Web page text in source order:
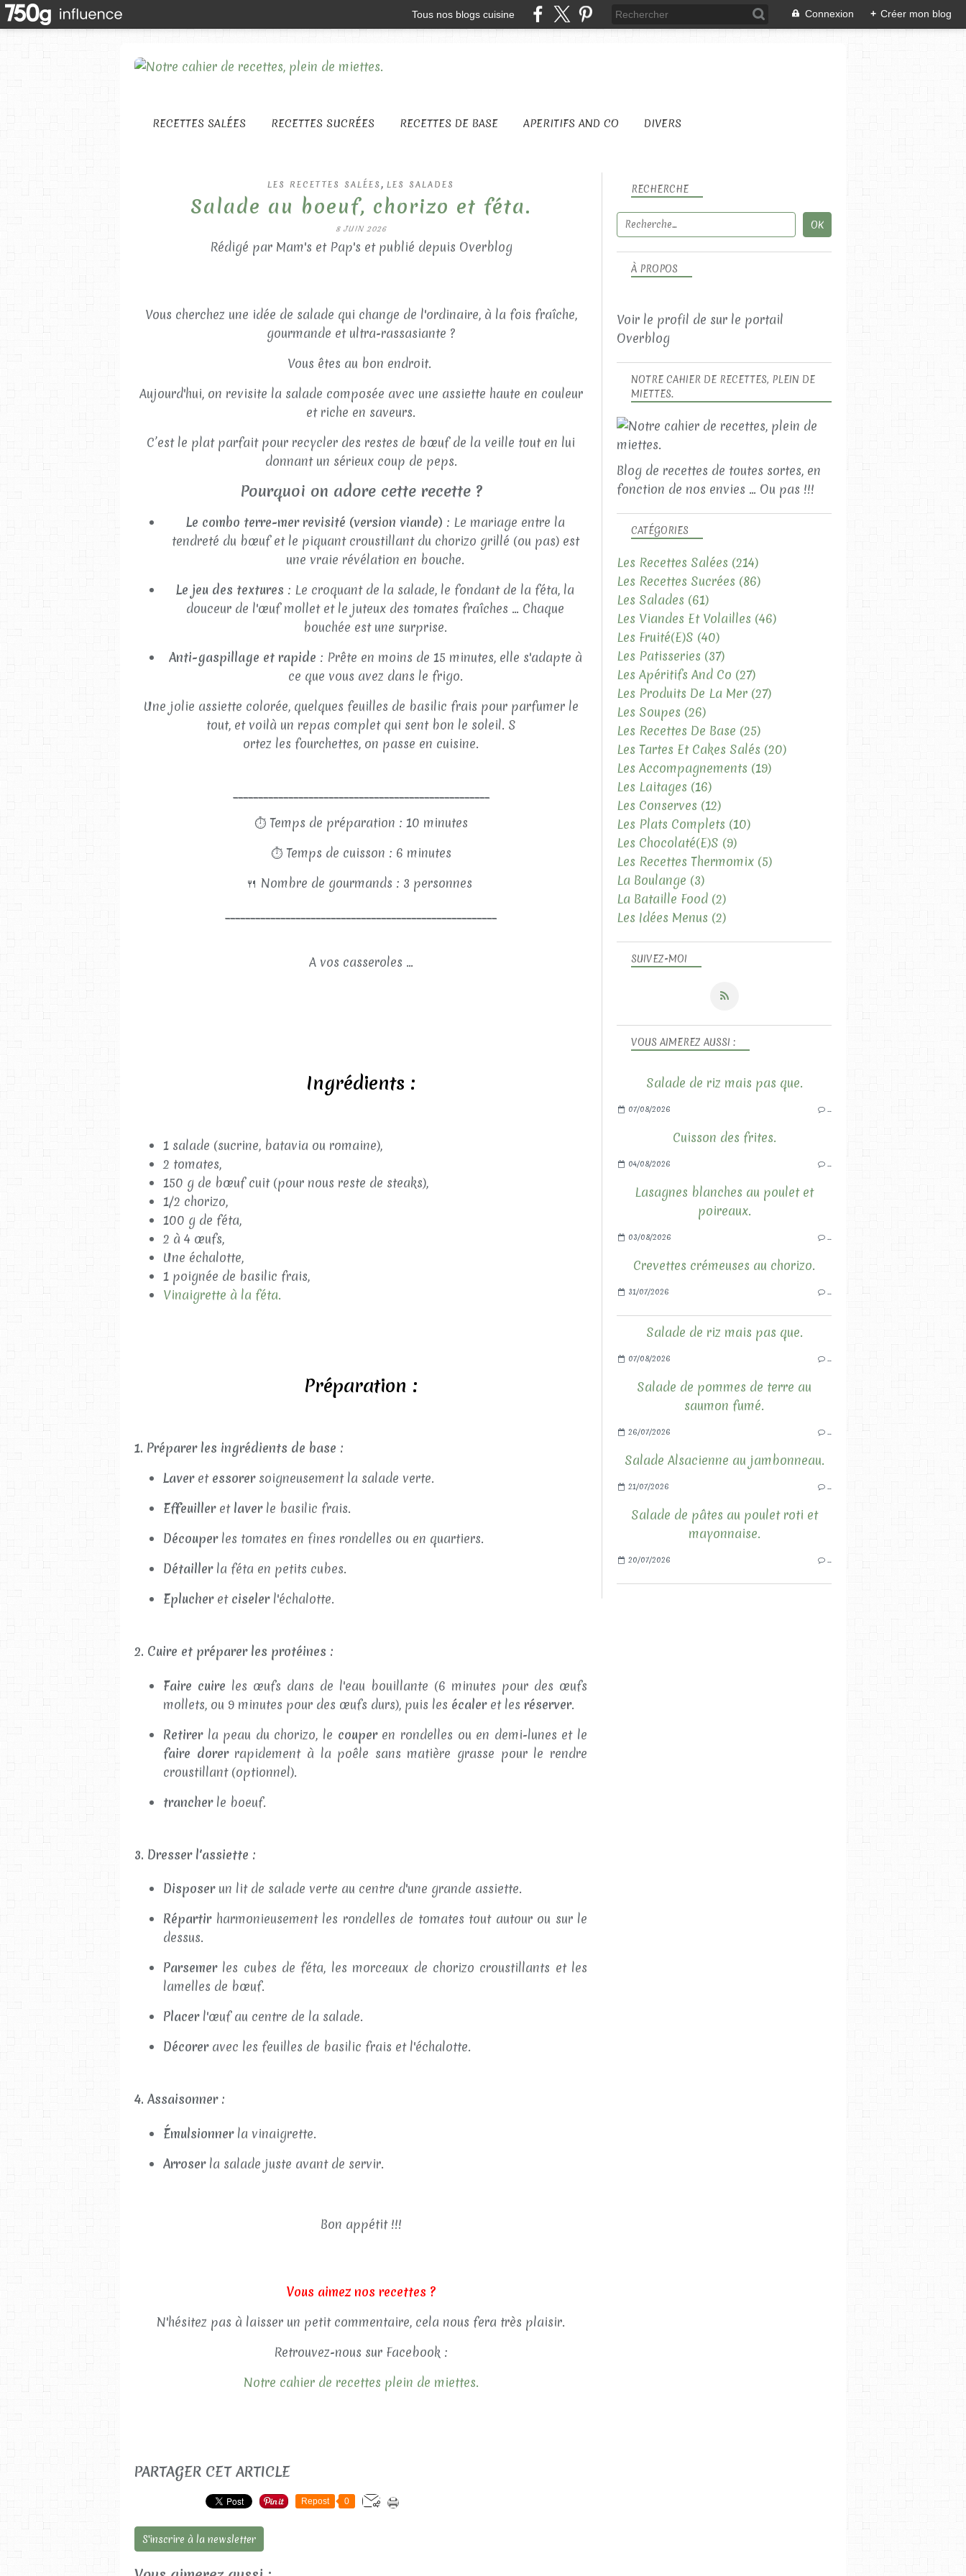
Tous nos blogs cuisine Connexion + Créer mon blog
RECETTES SALÉES RECETTES SUCRÉES RECETTES DE BASE APERITIFS AND CO DIVERS
LES RECETTES SALÉES , LES SALADES
Salade au boeuf, chorizo et féta.
8 JUIN 2026
Rédigé par Mam's et Pap's et publié depuis Overblog
Vous cherchez une idée de salade qui change de l'ordinaire, à la fois fraîche,
gourmande et ultra-rassasiante ?
Vous êtes au bon endroit.
Aujourd'hui, on revisite la salade composée avec une assiette haute en couleur
et riche en saveurs.
C’est le plat parfait pour recycler des restes de bœuf de la veille tout en lui
donnant un sérieux coup de peps.
Pourquoi on adore cette recette ?
Le combo terre-mer revisité (version viande) : Le mariage entre la
tendreté du bœuf et le piquant croustillant du chorizo grillé (ou pas) est
une vraie révélation en bouche.
Le jeu des textures : Le croquant de la salade, le fondant de la féta, la
douceur de l'œuf mollet et le juteux des tomates fraîches ... Chaque
bouchée est une surprise.
Anti-gaspillage et rapide : Prête en moins de 15 minutes, elle s'adapte à
ce que vous avez dans le frigo.
Une jolie assiette colorée, quelques feuilles de basilic frais pour parfumer le
tout, et voilà un repas complet qui sent bon le soleil. S
ortez les fourchettes, on passe en cuisine.
⏱ Temps de préparation : 10 minutes
⏱ Temps de cuisson : 6 minutes
🍴 Nombre de gourmands : 3 personnes
A vos casseroles ...
Ingrédients :
1 salade (sucrine, batavia ou romaine),
2 tomates,
150 g de bœuf cuit (pour nous reste de steaks),
1/2 chorizo,
100 g de féta,
2 à 4 œufs,
Une échalotte,
1 poignée de basilic frais,
Vinaigrette à la féta.
Préparation :
1. Préparer les ingrédients de base :
Laveret essorersoigneusement la salade verte.
Effeuilleret laverle basilic frais.
Découperles tomates en fines rondelles ou en quartiers.
Détaillerla féta en petits cubes.
Eplucheret ciselerl'échalotte.
2. Cuire et préparer les protéines :
Faire cuire les œufs dans de l'eau bouillante (6 minutes pour des œufs
mollets, ou 9 minutes pour des œufs durs), puis les écaleret les réserver.
Retirerla peau du chorizo, le couperen rondelles ou en demi-lunes et le
faire dorerrapidement à la poêle sans matière grasse pour le rendre
croustillant (optionnel).
trancher le boeuf.
3. Dresser l'assiette :
Disposerun lit de salade verte au centre d'une grande assiette.
Répartirharmonieusement les rondelles de tomates tout autour ou sur le
dessus.
Parsemerles cubes de féta, les morceaux de chorizo croustillants et les
lamelles de bœuf.
Placerl'œuf au centre de la salade.
Décoreravec les feuilles de basilic frais et l'échalotte.
4. Assaisonner :
Émulsionnerla vinaigrette.
Arroserla salade juste avant de servir.
Bon appétit !!!
Vous aimez nos recettes ?
N'hésitez pas à laisser un petit commentaire, cela nous fera très plaisir.
Retrouvez-nous sur Facebook :
Notre cahier de recettes plein de miettes.
PARTAGER CET ARTICLE
Repost 0
S'inscrire à la newsletter
SUIVEZ-MOI
RECHERCHE
NOTRE CAHIER DE RECETTES, PLEIN DE
MIETTES.
Blog de recettes de toutes sortes, en
fonction de nos envies ... Ou pas !!!
À PROPOS
Voir le profil de sur le portail
Overblog
VOUS AIMEREZ AUSSI :
Salade de riz mais pas que.
07/08/2026 …
Cuisson des frites.
04/08/2026 …
Lasagnes blanches au poulet et
poireaux.
03/08/2026 …
Crevettes crémeuses au chorizo.
31/07/2026 …
Salade de riz mais pas que.
07/08/2026 …
Salade de pommes de terre au
saumon fumé.
26/07/2026 …
Salade Alsacienne au jambonneau.
21/07/2026 …
Salade de pâtes au poulet roti et
mayonnaise.
20/07/2026 …
CATÉGORIES
Les Recettes Salées (214)
Les Recettes Sucrées (86)
Les Salades (61)
Les Viandes Et Volailles (46)
Les Fruité(e)s (40)
Les Patisseries (37)
Les Apéritifs And Co (27)
Les Produits De La Mer (27)
Les Soupes (26)
Les Recettes De Base (25)
Les Tartes Et Cakes Salés (20)
Les Accompagnements (19)
Les Laitages (16)
Les Conserves (12)
Les Plats Complets (10)
Les Chocolaté(e)s (9)
Les Recettes Thermomix (5)
La Boulange (3)
La Bataille Food (2)
Les Idées Menus (2)